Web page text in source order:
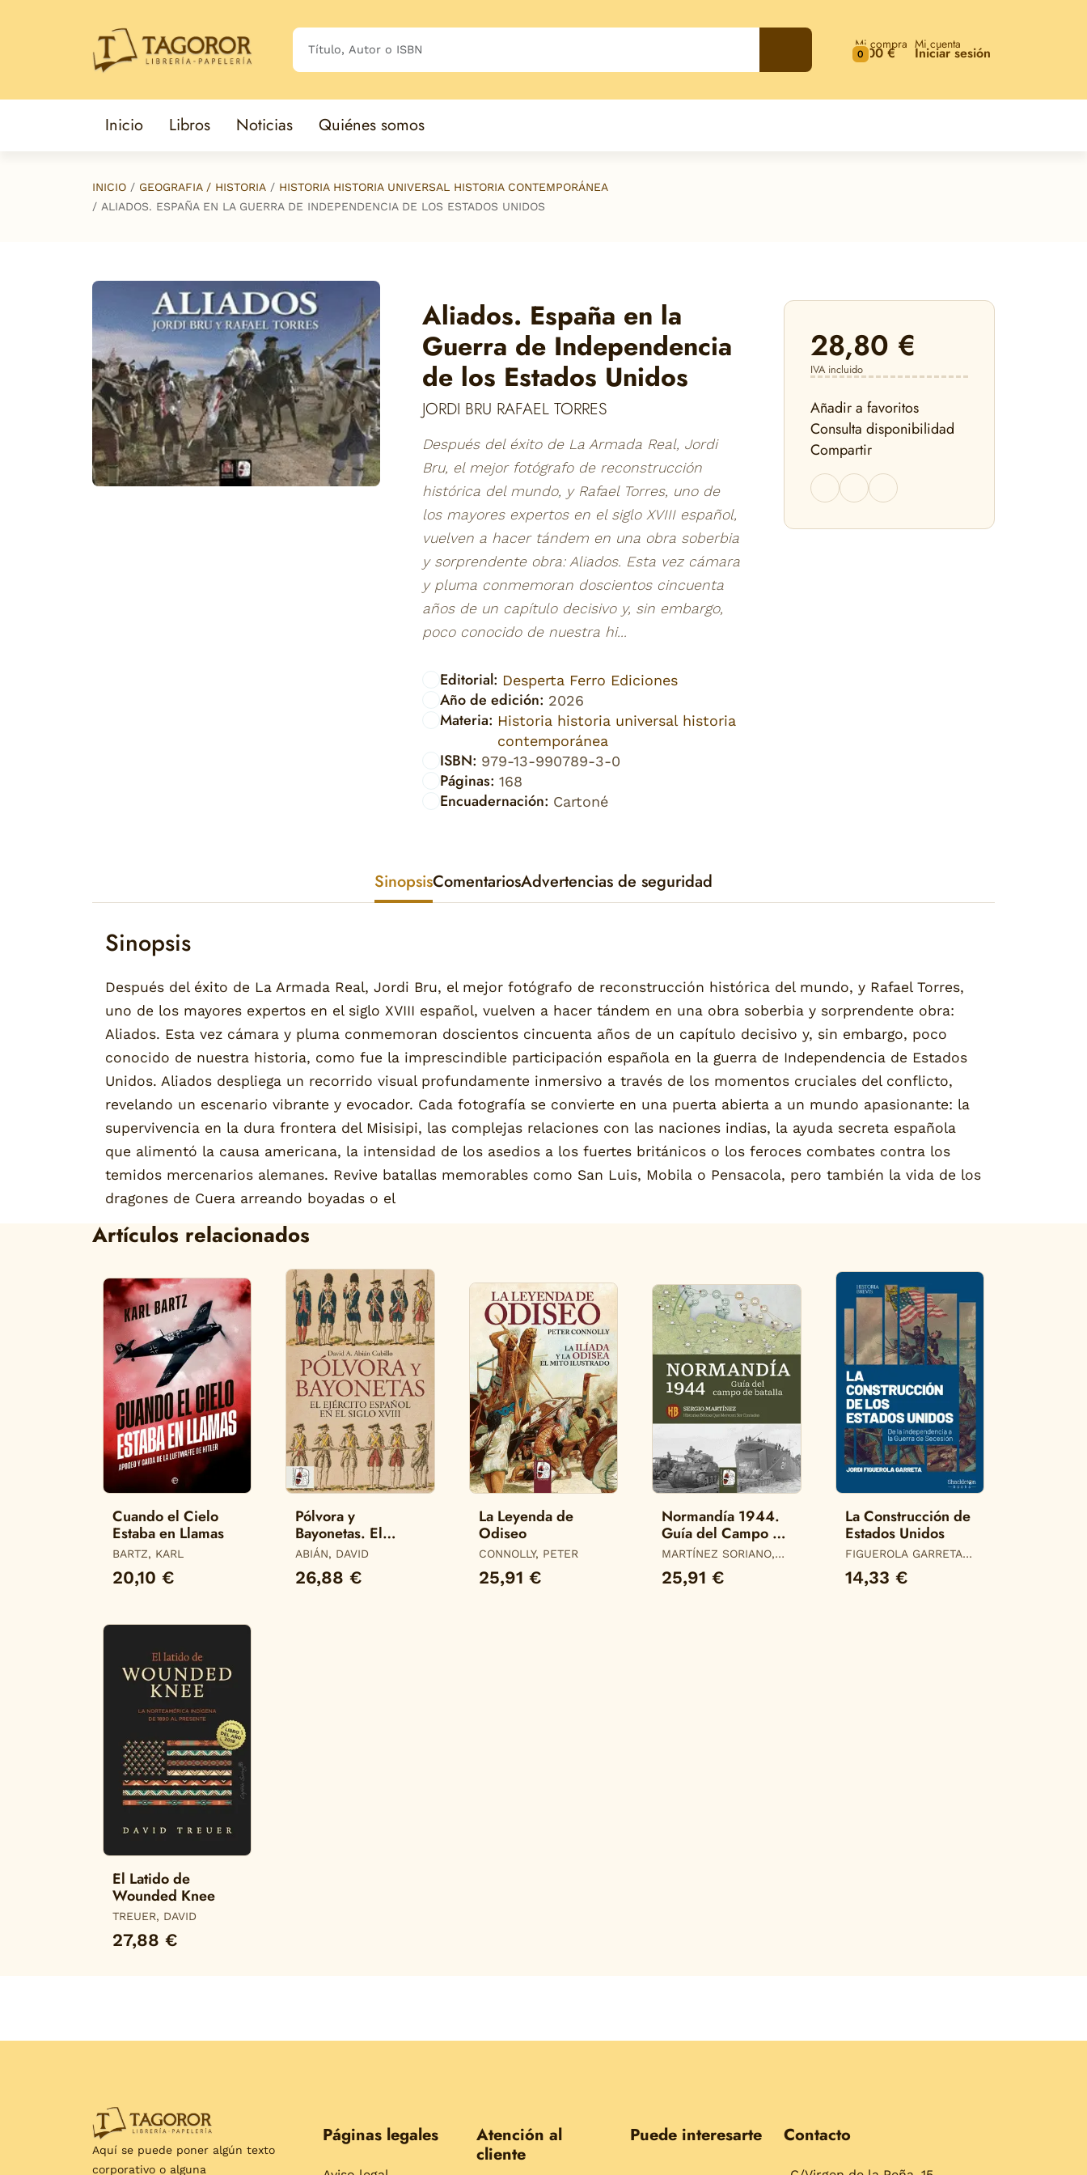
0
Mi compra
0,00 € Mi cuenta
Iniciar sesión
Inicio Libros Noticias Quiénes somos
INICIO GEOGRAFIA / HISTORIA
HISTORIA HISTORIA UNIVERSAL HISTORIA CONTEMPORÁNEA
ALIADOS. ESPAÑA EN LA GUERRA DE INDEPENDENCIA DE LOS ESTADOS UNIDOS
Aliados. España en la
Guerra de Independencia
de los Estados Unidos
JORDI BRU RAFAEL TORRES
Después del éxito de La Armada Real, Jordi
Bru, el mejor fotógrafo de reconstrucción
histórica del mundo, y Rafael Torres, uno de
los mayores expertos en el siglo XVIII español,
vuelven a hacer tándem en una obra soberbia
y sorprendente obra: Aliados. Esta vez cámara
y pluma conmemoran doscientos cincuenta
años de un capítulo decisivo y, sin embargo,
poco conocido de nuestra hi...
Editorial: Desperta Ferro Ediciones
Año de edición: 2026
Materia: Historia historia universal historia
contemporánea
ISBN: 979-13-990789-3-0
Páginas: 168
Encuadernación: Cartoné
28,80 €
IVA incluido
Añadir a favoritos
Consulta disponibilidad
Compartir
SinopsisComentariosAdvertencias de seguridad
Sinopsis
Después del éxito de La Armada Real, Jordi Bru, el mejor fotógrafo de reconstrucción histórica del mundo, y Rafael Torres,
uno de los mayores expertos en el siglo XVIII español, vuelven a hacer tándem en una obra soberbia y sorprendente obra:
Aliados. Esta vez cámara y pluma conmemoran doscientos cincuenta años de un capítulo decisivo y, sin embargo, poco
conocido de nuestra historia, como fue la imprescindible participación española en la guerra de Independencia de Estados
Unidos. Aliados despliega un recorrido visual profundamente inmersivo a través de los momentos cruciales del conflicto,
revelando un escenario vibrante y evocador. Cada fotografía se convierte en una puerta abierta a un mundo apasionante: la
supervivencia en la dura frontera del Misisipi, las complejas relaciones con las naciones indias, la ayuda secreta española
que alimentó la causa americana, la intensidad de los asedios a los fuertes británicos o los feroces combates contra los
temidos mercenarios alemanes. Revive batallas memorables como San Luis, Mobila o Pensacola, pero también la vida de los
dragones de Cuera arreando boyadas o el
Artículos relacionados
Cuando el Cielo
Estaba en Llamas
BARTZ, KARL
20,10 €
Pólvora y
Bayonetas. El
Ejército Español en
el Siglo Xviii
ABIÁN, DAVID
26,88 €
La Leyenda de
Odiseo
CONNOLLY, PETER
25,91 €
Normandía 1944.
Guía del Campo de
Batalla
MARTÍNEZ SORIANO,
SERGIO
25,91 €
La Construcción de
Estados Unidos
FIGUEROLA GARRETA,
JORDI
14,33 €
El Latido de
Wounded Knee
TREUER, DAVID
27,88 €
Aquí se puede poner algún texto
corporativo o alguna
Páginas legales
Atención al
cliente
Puede interesarte Contacto